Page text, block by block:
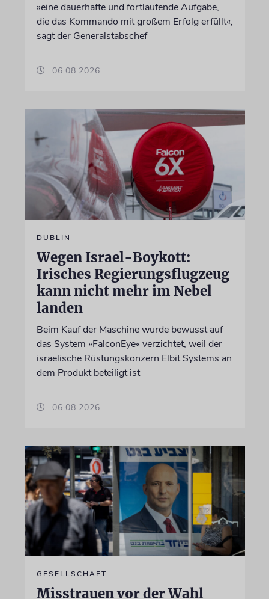
»eine dauerhafte und fortlaufende Aufgabe,
die das Kommando mit großem Erfolg erfüllt«,
sagt der Generalstabschef
06.08.2026
DUBLIN
Wegen Israel-Boykott:
Irisches Regierungsflugzeug
kann nicht mehr im Nebel
landen
Beim Kauf der Maschine wurde bewusst auf
das System »FalconEye« verzichtet, weil der
israelische Rüstungskonzern Elbit Systems an
dem Produkt beteiligt ist
06.08.2026
GESELLSCHAFT
Misstrauen vor der Wahl